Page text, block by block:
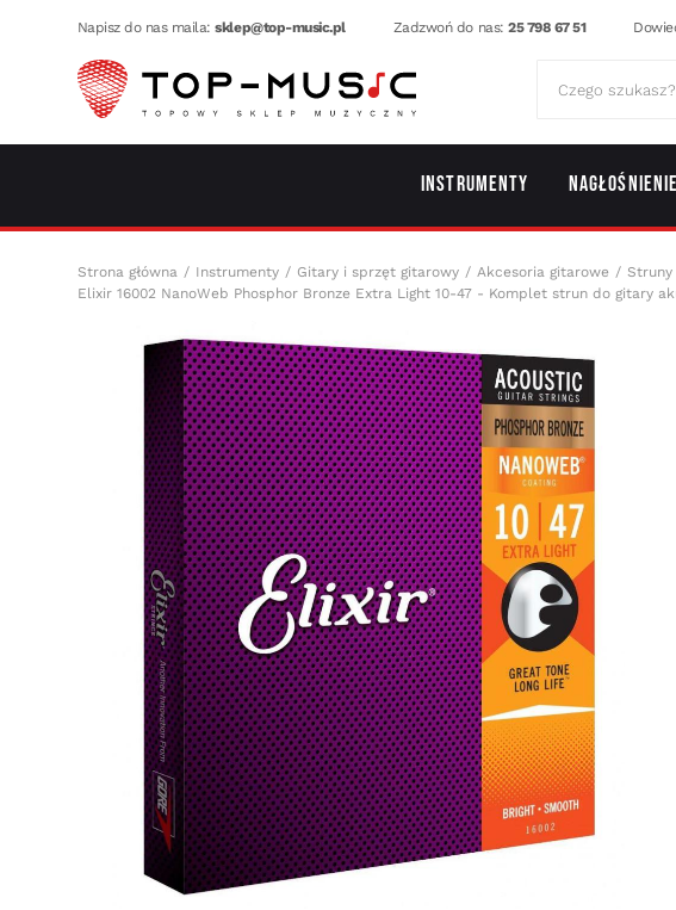
Napisz do nas maila:sklep@top-music.pl Zadzwoń do nas:25 798 67 51
Instrumenty Nagłośnienie
Strona główna Instrumenty Gitary i sprzęt gitarowy Akcesoria gitarowe Struny
Elixir 16002 NanoWeb Phosphor Bronze Extra Light 10-47 - Komplet strun do gitary